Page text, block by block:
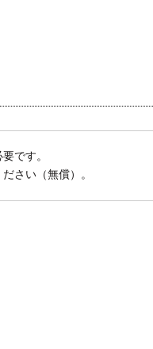
です。
さい（無償）。